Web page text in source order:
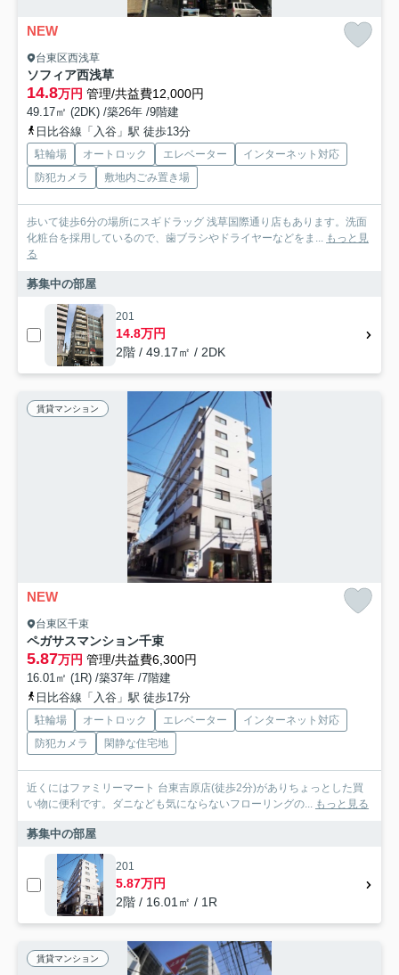
NEW
台東区西浅草
ソフィア西浅草
14.8万円 管理/共益費12,000円
49.17㎡ (2DK) /築26年 /9階建
日比谷線「入谷」駅 徒歩13分
駐輪場 オートロック エレベーター
インターネット対応
防犯カメラ
敷地内ごみ置き場
歩いて徒歩6分の場所にスギドラッグ 浅草国際通り店もあります。洗面
化粧台を採用しているので、歯ブラシやドライヤーなどをま... もっと見
る
募集中の部屋
201
14.8万円
2階 / 49.17㎡ / 2DK
賃貸マンション
NEW
台東区千束
ペガサスマンション千束
5.87万円 管理/共益費6,300円
16.01㎡ (1R) /築37年 /7階建
日比谷線「入谷」駅 徒歩17分
駐輪場 オートロック エレベーター
インターネット対応
防犯カメラ
閑静な住宅地
近くにはファミリーマート 台東吉原店(徒歩2分)がありちょっとした買
い物に便利です。ダニなども気にならないフローリングの... もっと見る
募集中の部屋
201
5.87万円
2階 / 16.01㎡ / 1R
賃貸マンション